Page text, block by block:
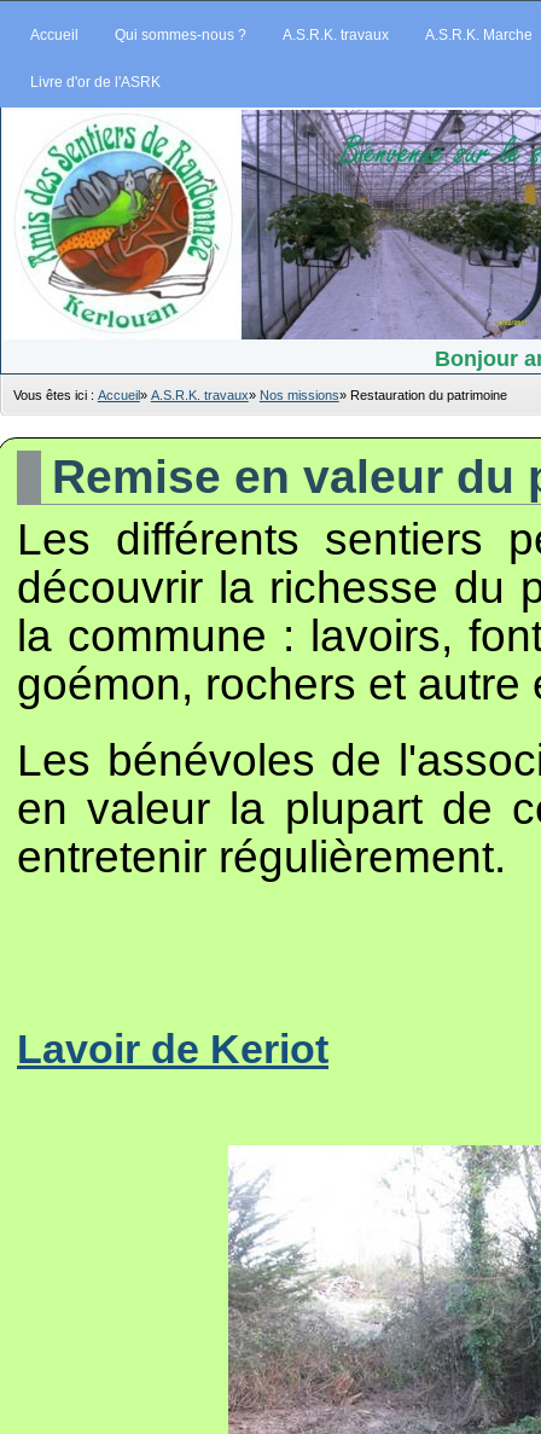
Accueil Qui sommes-nous ? A.S.R.K. travaux A.S.R.K. Marche
Livre d'or de l'ASRK
Bonjour
Vous êtes ici : Accueil» A.S.R.K. travaux» Nos missions» Restauration du patrimoine
Remise en valeur du
Les différents sentiers
découvrir la richesse du
la commune : lavoirs,
goémon, rochers et autre
Les bénévoles de
en valeur la plupart de
entretenir régulièrement.
Lavoir de Keriot